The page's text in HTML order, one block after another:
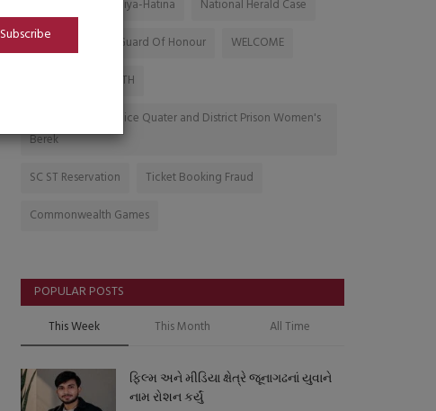
Subscribe
Will be held at Maliya-Hatina
National Herald Case
SelfReliance
Guard Of Honour
WELCOME
GAYARTI SHAKTIPITH
Inougration Of Police Quater and District Prison Women's
Berek
SC ST Reservation
Ticket Booking Fraud
Commonwealth Games
POPULAR POSTS
This Week This Month All Time
ફિલ્મ અને મીડિયા ક્ષેત્રે જૂનાગઢનાં યુવાને
નામ રોશન કર્યું